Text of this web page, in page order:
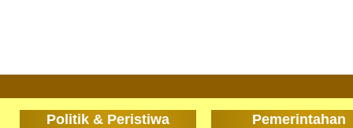
Politik & Peristiwa Pemerintahan